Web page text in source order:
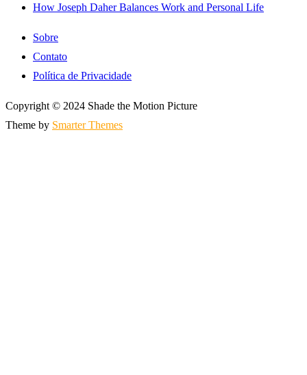
How Joseph Daher Balances Work and Personal Life
Sobre
Contato
Política de Privacidade
Copyright © 2024 Shade the Motion Picture
Theme by Smarter Themes